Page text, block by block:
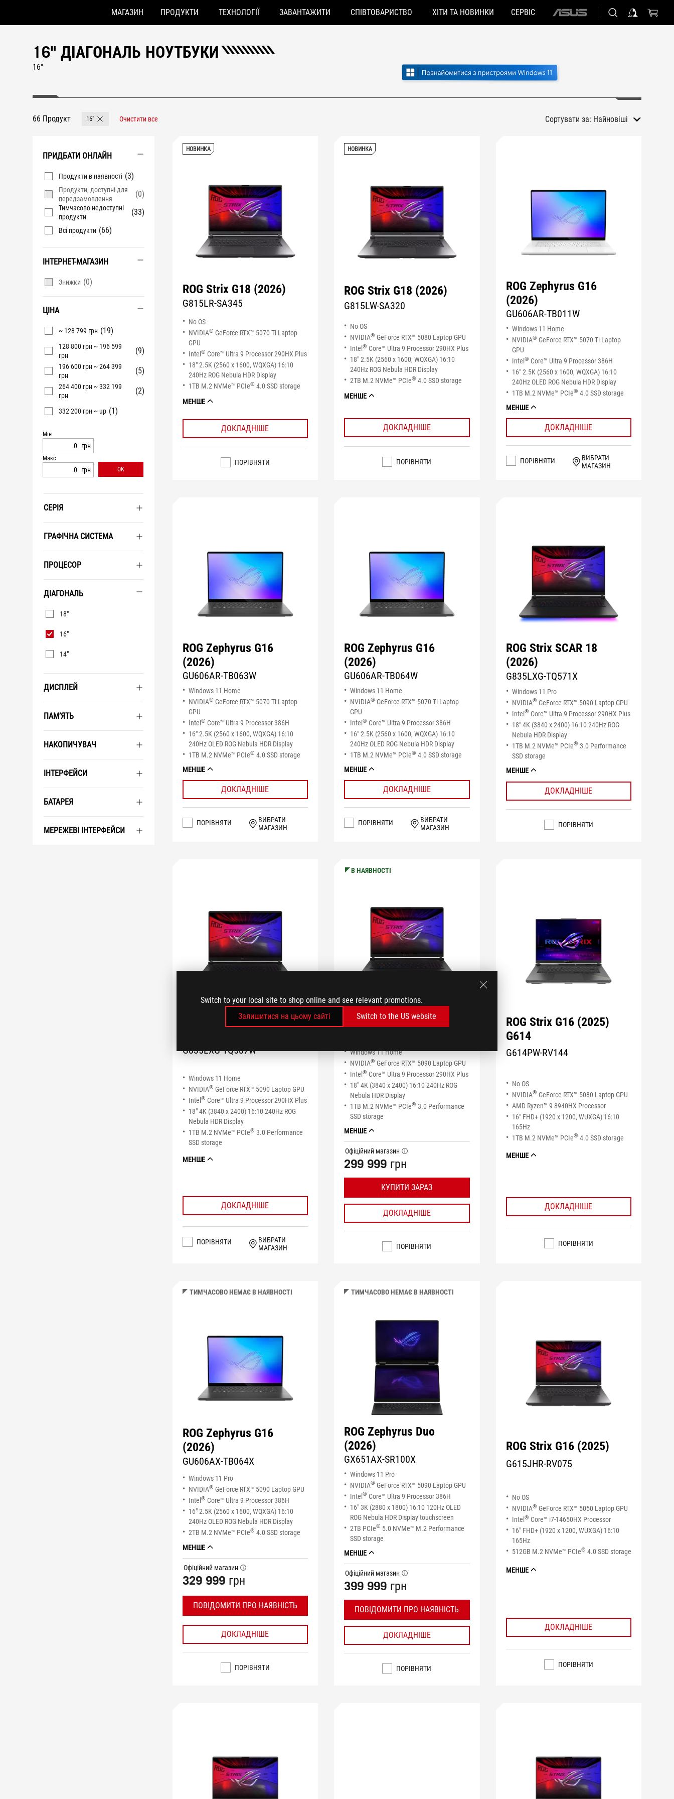
Switch to your local site to shop online and see relevant promotions.
Залишитися на цьому сайті
Switch to the US website
Accessibility links
МАГАЗИН ПРОДУКТИ ТЕХНОЛОГІЇ ЗАВАНТАЖИТИ СПІВТОВАРИСТВО ХІТИ ТА НОВИНКИ СЕРВІС
ASUS
16" ДІАГОНАЛЬ НОУТБУКИ
16"
66 Продукт 16" Remove 16"Очистити все Сортувати за: Найновіші
ПРИДБАТИ ОНЛАЙН
Продукти в наявності (3)
Продукти, доступні для
передзамовлення
(0)
Тимчасово недоступні
продукти
(33)
Всі продукти (66)
ІНТЕРНЕТ-МАГАЗИН
Знижки (0)
ЦІНА
~ 128 799 грн (19)
128 800 грн ~ 196 599
грн
(9)
196 600 грн ~ 264 399
грн
(5)
264 400 грн ~ 332 199
грн
(2)
332 200 грн ~ up (1)
Мін
грн
Макс
грн OK
СЕРІЯ
ГРАФІЧНА СИСТЕМА
ПРОЦЕСОР
ДІАГОНАЛЬ
Діагональ
18"
16"
14"
ДИСПЛЕЙ
ПАМ’ЯТЬ
НАКОПИЧУВАЧ
ІНТЕРФЕЙСИ
БАТАРЕЯ
МЕРЕЖЕВІ ІНТЕРФЕЙСИ
НОВИНКА
ROG Strix G18 (2026)
G815LR-SA345
No OS
NVIDIA® GeForce RTX™ 5070 Ti Laptop
GPU
Intel ® Core™ Ultra 9 Processor 290HX Plus
18" 2.5K (2560 x 1600, WQXGA) 16:10
240Hz ROG Nebula HDR Display
1TB M.2 NVMe™ PCIe® 4.0 SSD storage
МЕНШЕ
ДОКЛАДНІШЕ
ПОРІВНЯТИ
НОВИНКА
ROG Strix G18 (2026)
G815LW-SA320
No OS
NVIDIA® GeForce RTX™ 5080 Laptop GPU
Intel® Core™ Ultra 9 Processor 290HX Plus
18" 2.5K (2560 x 1600, WQXGA) 16:10
240Hz ROG Nebula HDR Display
2TB M.2 NVMe™ PCIe® 4.0 SSD storage
МЕНШЕ
ДОКЛАДНІШЕ
ПОРІВНЯТИ
ROG Zephyrus G16
(2026)
GU606AR-TB011W
Windows 11 Home
NVIDIA® GeForce RTX™ 5070 Ti Laptop
GPU
Intel ® Core™ Ultra 9 Processor 386H
16" 2.5K (2560 x 1600, WQXGA) 16:10
240Hz OLED ROG Nebula HDR Display
1TB M.2 NVMe™ PCIe® 4.0 SSD storage
МЕНШЕ
ДОКЛАДНІШЕ
ПОРІВНЯТИ
ВИБРАТИ
МАГАЗИН
ROG Zephyrus G16
(2026)
GU606AR-TB063W
Windows 11 Home
NVIDIA® GeForce RTX™ 5070 Ti Laptop
GPU
Intel ® Core™ Ultra 9 Processor 386H
16" 2.5K (2560 x 1600, WQXGA) 16:10
240Hz OLED ROG Nebula HDR Display
1TB M.2 NVMe™ PCIe® 4.0 SSD storage
МЕНШЕ
ДОКЛАДНІШЕ
ПОРІВНЯТИ
ВИБРАТИ
МАГАЗИН
ROG Zephyrus G16
(2026)
GU606AR-TB064W
Windows 11 Home
NVIDIA® GeForce RTX™ 5070 Ti Laptop
GPU
Intel® Core™ Ultra 9 Processor 386H
16" 2.5K (2560 x 1600, WQXGA) 16:10
240Hz OLED ROG Nebula HDR Display
1TB M.2 NVMe™ PCIe® 4.0 SSD storage
МЕНШЕ
ДОКЛАДНІШЕ
ПОРІВНЯТИ
ВИБРАТИ
МАГАЗИН
ROG Strix SCAR 18
(2026)
G835LXG-TQ571X
Windows 11 Pro
NVIDIA® GeForce RTX™ 5090 Laptop GPU
Intel® Core™ Ultra 9 Processor 290HX Plus
18" 4K (3840 x 2400) 16:10 240Hz ROG
Nebula HDR Display
1TB M.2 NVMe™ PCIe® 3.0 Performance
SSD storage
МЕНШЕ
ДОКЛАДНІШЕ
ПОРІВНЯТИ
ROG Strix SCAR 18
G835LXG-TQ587W
Windows 11 Home
NVIDIA® GeForce RTX™ 5090 Laptop GPU
Intel ® Core™ Ultra 9 Processor 290HX Plus
18" 4K (3840 x 2400) 16:10 240Hz ROG
Nebula HDR Display
1TB M.2 NVMe™ PCIe® 3.0 Performance
SSD storage
МЕНШЕ
ДОКЛАДНІШЕ
ПОРІВНЯТИ
ВИБРАТИ
МАГАЗИН
В НАЯВНОСТІ
ROG Strix SCAR 18
(2026)
Windows 11 Home
NVIDIA® GeForce RTX™ 5090 Laptop GPU
Intel® Core™ Ultra 9 Processor 290HX Plus
18" 4K (3840 x 2400) 16:10 240Hz ROG
Nebula HDR Display
1TB M.2 NVMe™ PCIe® 3.0 Performance
SSD storage
МЕНШЕ
Офіційний магазин tooltip
299 999 грн
КУПИТИ ЗАРАЗ
ДОКЛАДНІШЕ
ПОРІВНЯТИ
ROG Strix G16 (2025)
G614
G614PW-RV144
No OS
NVIDIA® GeForce RTX™ 5080 Laptop GPU
AMD Ryzen™ 9 8940HX Processor
16" FHD+ (1920 x 1200, WUXGA) 16:10
165Hz
1TB M.2 NVMe™ PCIe® 4.0 SSD storage
МЕНШЕ
ДОКЛАДНІШЕ
ПОРІВНЯТИ
ТИМЧАСОВО НЕМАЄ В НАЯВНОСТІ
ROG Zephyrus G16
(2026)
GU606AX-TB064X
Windows 11 Pro
NVIDIA® GeForce RTX™ 5090 Laptop GPU
Intel ® Core™ Ultra 9 Processor 386H
16" 2.5K (2560 x 1600, WQXGA) 16:10
240Hz OLED ROG Nebula HDR Display
2TB M.2 NVMe™ PCIe® 4.0 SSD storage
МЕНШЕ
Офіційний магазин tooltip
329 999 грн
ПОВІДОМИТИ ПРО НАЯВНІСТЬ
ДОКЛАДНІШЕ
ПОРІВНЯТИ
ТИМЧАСОВО НЕМАЄ В НАЯВНОСТІ
ROG Zephyrus Duo
(2026)
GX651AX-SR100X
Windows 11 Pro
NVIDIA® GeForce RTX™ 5090 Laptop GPU
Intel® Core™ Ultra 9 Processor 386H
16" 3K (2880 x 1800) 16:10 120Hz OLED
ROG Nebula HDR Display touchscreen
2TB PCIe® 5.0 NVMe™ M.2 Performance
SSD storage
МЕНШЕ
Офіційний магазин tooltip
399 999 грн
ПОВІДОМИТИ ПРО НАЯВНІСТЬ
ДОКЛАДНІШЕ
ПОРІВНЯТИ
ROG Strix G16 (2025)
G615JHR-RV075
No OS
NVIDIA® GeForce RTX™ 5050 Laptop GPU
Intel ® Core™ i7-14650HX Processor
16" FHD+ (1920 x 1200, WUXGA) 16:10
165Hz
512GB M.2 NVMe™ PCIe® 4.0 SSD storage
МЕНШЕ
ДОКЛАДНІШЕ
ПОРІВНЯТИ